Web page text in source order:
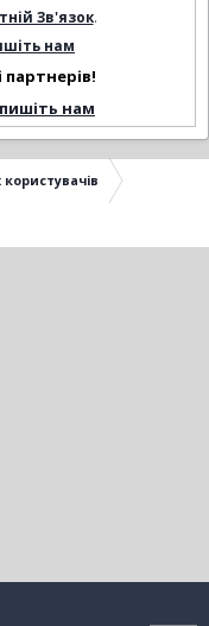
Зв'язок.
нам
нам